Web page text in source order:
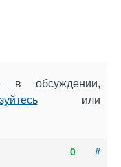
в обсуждении,
или
0 #